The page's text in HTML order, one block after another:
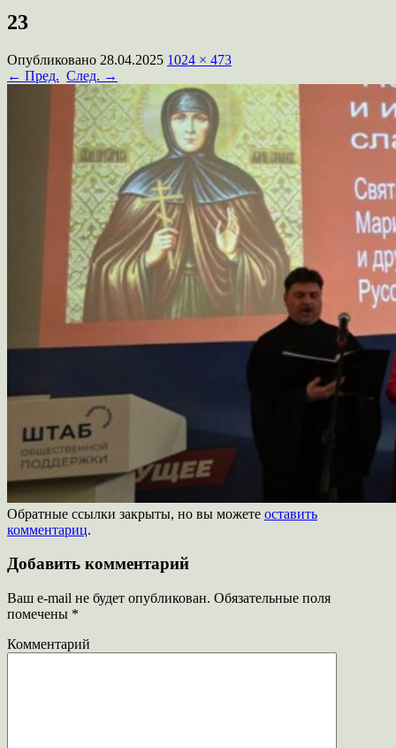
23
Опубликовано 28.04.2025 1024 × 473
← Пред. След. →
Обратные ссылки закрыты, но вы можете оставить
комментариц.
Добавить комментарий
Ваш e-mail не будет опубликован. Обязательные поля
помечены *
Комментарий